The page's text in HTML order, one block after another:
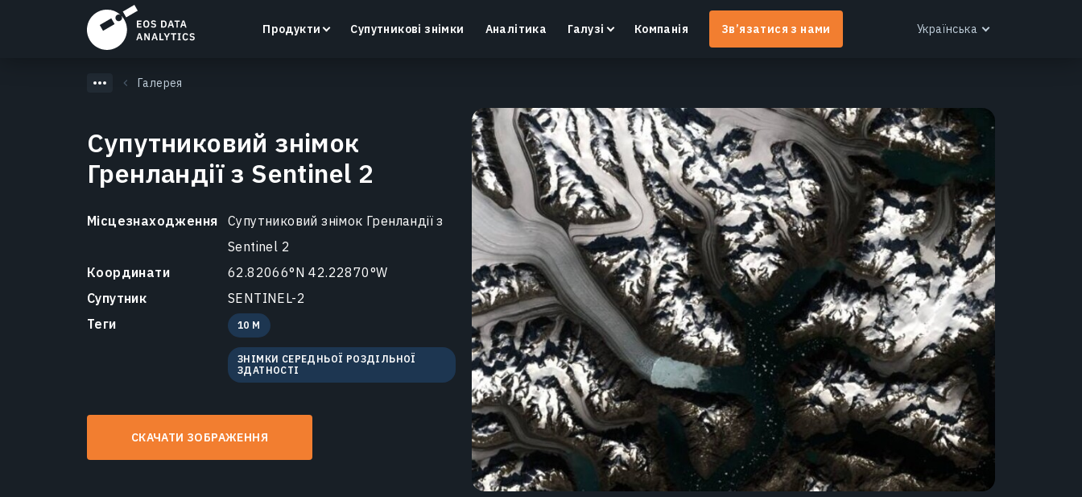
Продукти
LandViewer Crop Monitoring
Контроль посівів та полів за допомогою
інтелектуальної платформи для точного
землеробства.
Дізнатися більше
EOS RayVision
Індивідуальні аналітичні звіти з розширеною
візуалізацією для будь-якої галузі.
Дізнатися більше
Супутникові знімки Аналітика Галузі Компанія Зв’язатися з нами Українська
Português
Français
Українська
Русский
Галерея
Супутниковий знімок
Гренландії з Sentinel 2
Місцезнаходження
Супутниковий знімок Гренландії з
Sentinel 2
Координати
62.82066°N 42.22870°W
Супутник
SENTINEL-2
Теги
10 M
ЗНІМКИ СЕРЕДНЬОЇ РОЗДІЛЬНОЇ
ЗДАТНОСТІ
СКАЧАТИ ЗОБРАЖЕННЯ